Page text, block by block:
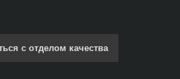
с отделом качества